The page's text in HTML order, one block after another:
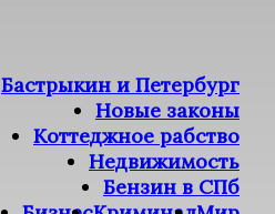
Бастрыкин и Петербург
Новые законы
Коттеджное рабство
Недвижимость
Бензин в СПб